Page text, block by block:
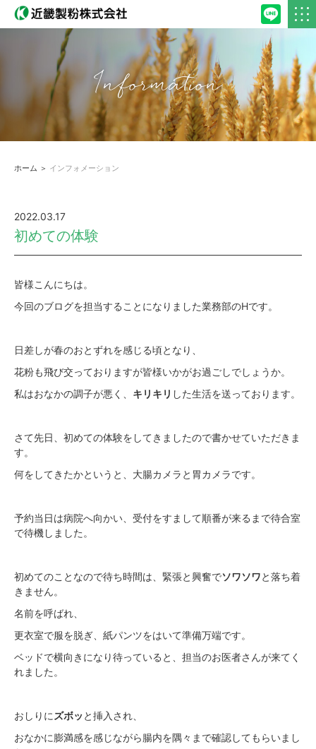
Information
ホーム ＞ インフォメーション
2022.03.17
初めての体験
皆様こんにちは。
今回のブログを担当することになりました業務部のHです。
日差しが春のおとずれを感じる頃となり、
花粉も飛び交っておりますが皆様いかがお過ごしでしょうか。
私はおなかの調子が悪く、 キリキリ した生活を送っております。
さて先日、初めての体験をしてきましたので書かせていただきま
す。
何をしてきたかというと、大腸カメラと胃カメラです。
予約当日は病院へ向かい、受付をすまして順番が来るまで待合室
で待機しました。
初めてのことなので待ち時間は、緊張と興奮でソワソワと落ち着
きません。
名前を呼ばれ、
更衣室で服を脱ぎ、紙パンツをはいて準備万端です。
ベッドで横向きになり待っていると、担当のお医者さんが来てく
れました。
おしりに ズボッと挿入され、
おなかに膨満感を感じながら腸内を隅々まで確認してもらいまし